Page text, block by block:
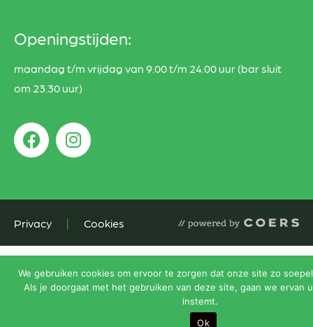
Openingstijden:
maandag t/m vrijdag van 9.00 t/m 24.00 uur (bar sluit
om 23.30 uur)
Privacy | Cookies
We gebruiken cookies om ervoor te zorgen dat onze site zo
Als je doorgaat met het gebruiken van deze site, gaan we ervan
instemt.
Ok